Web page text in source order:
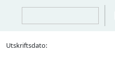
Utskriftsdato: